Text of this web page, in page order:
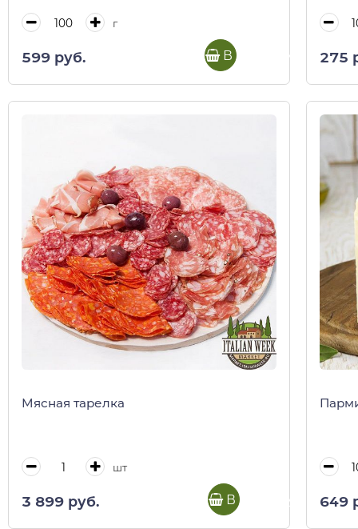
г
599 руб. В корзину 275
Мясная тарелка
шт
3 899 руб. В корзину 649